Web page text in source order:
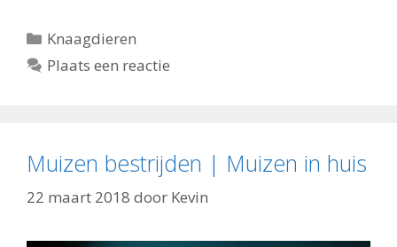
Categorieën
Knaagdieren
Plaats een reactie
Muizen bestrijden | Muizen in huis
22 maart 2018 door Kevin